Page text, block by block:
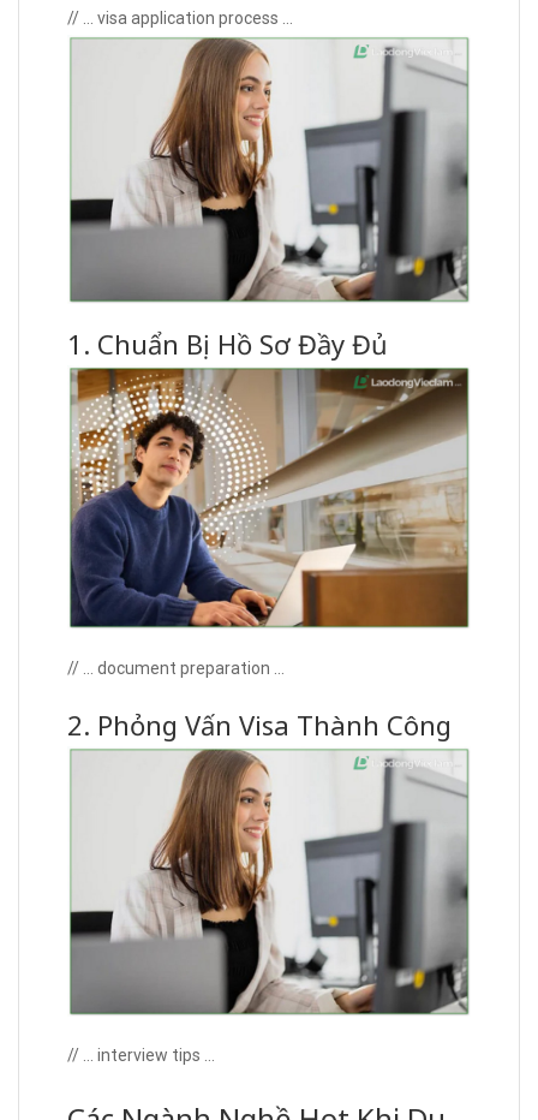
// … visa application process …
1. Chuẩn Bị Hồ Sơ Đầy Đủ
// … document preparation …
2. Phỏng Vấn Visa Thành Công
// … interview tips …